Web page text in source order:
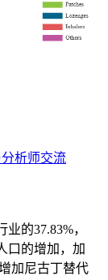
分析师交流
的37.83%，
口的增加，加
加尼古丁替代